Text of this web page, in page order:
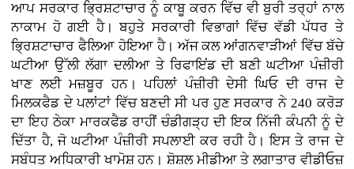
ਆਪ ਸਰਕਾਰ ਭ੍ਰਿਸ਼ਟਾਚਾਰ ਨੂੰ ਕਾਬੂ ਕਰਨ ਵਿੱਚ ਵੀ ਬੁਰੀ ਤਰ੍ਹਾਂ ਨਾਲ
ਨਾਕਾਮ ਹੋ ਗਈ ਹੈ। ਬਹੁਤੇ ਸਰਕਾਰੀ ਵਿਭਾਗਾਂ ਵਿੱਚ ਵੱਡੀ ਪੱਧਰ ਤੇ
ਭ੍ਰਿਸ਼ਟਾਚਾਰ ਫੈਲਿਆ ਹੋਇਆ ਹੈ। ਅੱਜ ਕਲ ਆਂਗਨਵਾੜੀਆਂ ਵਿੱਚ ਬੱਚੇ
ਘਟੀਆ ਉੱਲੀ ਲੱਗਾ ਦਲੀਆ ਤੇ ਰਿਫਾਇਂਡ ਦੀ ਬਣੀ ਘਟੀਆ ਪੰਜ਼ੀਰੀ
ਖਾਣ ਲਈ ਮਜ਼ਬੂਰ ਹਨ। ਪਹਿਲਾਂ ਪੰਜ਼ੀਰੀ ਦੇਸੀ ਘਿਓ ਦੀ ਰਾਜ ਦੇ
ਮਿਲਕਫੈਡ ਦੇ ਪਲਾਂਟਾਂ ਵਿੱਚ ਬਣਦੀ ਸੀ ਪਰ ਹੁਣ ਸਰਕਾਰ ਨੇ 240 ਕਰੋੜ
ਦਾ ਇਹ ਠੇਕਾ ਮਾਰਕਫੈਡ ਰਾਹੀਂ ਚੰਡੀਗੜ੍ਹ ਦੀ ਇਕ ਨਿੱਜੀ ਕੰਪਨੀ ਨੂੰ ਦੇ
ਦਿੱਤਾ ਹੈ, ਜੋ ਘਟੀਆ ਪੰਜ਼ੀਰੀ ਸਪਲਾਈ ਕਰ ਰਹੀ ਹੈ। ਇਸ ਤੇ ਰਾਜ ਦੇ
ਸਬੰਧਤ ਅਧਿਕਾਰੀ ਖਾਮੋਸ਼ ਹਨ। ਸ਼ੋਸ਼ਲ ਮੀਡੀਆ ਤੇ ਲਗਾਤਾਰ ਵੀਡੀਓਜ਼